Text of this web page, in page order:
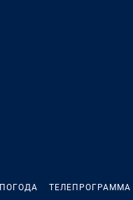
ПОГОДА ТЕЛЕПРОГРАММА